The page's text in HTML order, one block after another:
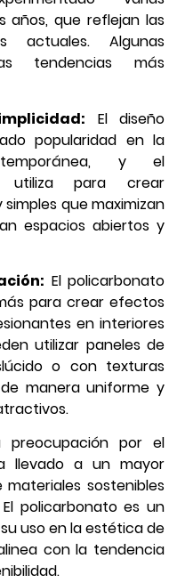
años, que reflejan las
actuales. Algunas
tendencias más
El diseño
popularidad en la
y el
utiliza para crear
que maximizan
espacios abiertos y
El policarbonato
para crear efectos
en interiores
utilizar paneles de
o con texturas
manera uniforme y
preocupación por el
llevado a un mayor
sostenibles
policarbonato es un
uso en la estética de
con la tendencia